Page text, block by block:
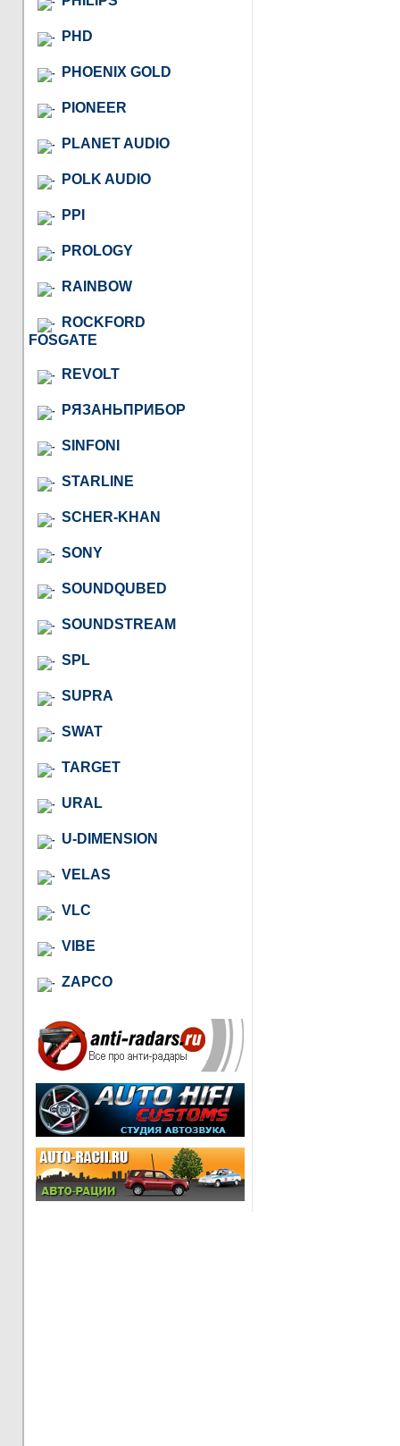
PHD
PHOENIX GOLD
PIONEER
PLANET AUDIO
POLK AUDIO
PPI
PROLOGY
RAINBOW
ROCKFORD
FOSGATE
REVOLT
РЯЗАНЬПРИБОР
SINFONI
STARLINE
SCHER-KHAN
SONY
SOUNDQUBED
SOUNDSTREAM
SPL
SUPRA
SWAT
TARGET
URAL
U-DIMENSION
VELAS
VLC
VIBE
ZAPCO